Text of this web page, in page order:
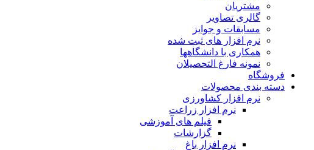
مشتریان
گالری تصاویر
مسابقات و جوایز
نرم افزار های ثبت شده
همکاری با دانشگاهها
نمونه فارغ التحصیلان
فروشگاه
دسته بندی محصولات
نرم افزار کشاورزی
نرم افزار زراعت
فیلم های آموزشی
گزارشات
نرم افزار باغ